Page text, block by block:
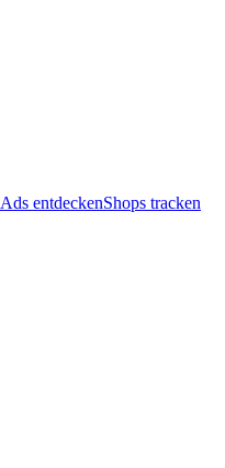
Ads entdeckenShops tracken